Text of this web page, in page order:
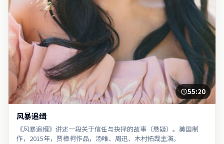
55:20
风暴追缉
《风暴追缉》讲述一段关于信任与抉择的故事（悬疑）。美国制
作，2015年，贾樟柯作品，汤唯、周迅、木村拓哉主演。